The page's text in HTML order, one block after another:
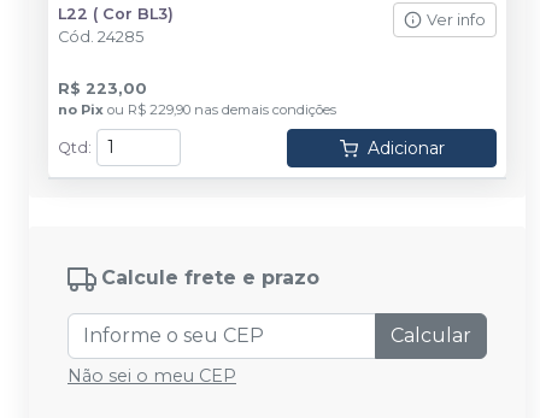
L22 ( Cor BL3)
Cód. 24285
Ver info
R$ 223,00
no Pix ou R$ 229,90 nas demais condições
Qtd: Adicionar
Calcule frete e prazo
Calcular
Não sei o meu CEP